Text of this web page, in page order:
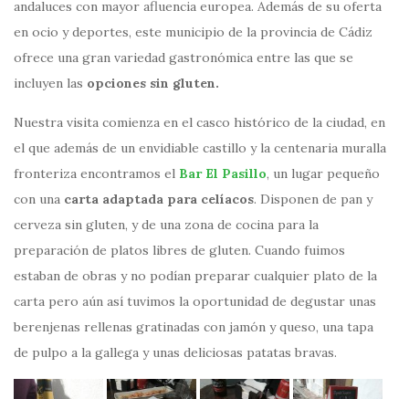
andaluces con mayor afluencia europea. Además de su oferta
en ocio y deportes, este municipio de la provincia de Cádiz
ofrece una gran variedad gastronómica entre las que se
incluyen las opciones sin gluten.
Nuestra visita comienza en el casco histórico de la ciudad, en
el que además de un envidiable castillo y la centenaria muralla
fronteriza encontramos el Bar El Pasillo, un lugar pequeño
con una carta adaptada para celíacos. Disponen de pan y
cerveza sin gluten, y de una zona de cocina para la
preparación de platos libres de gluten. Cuando fuimos
estaban de obras y no podían preparar cualquier plato de la
carta pero aún así tuvimos la oportunidad de degustar unas
berenjenas rellenas gratinadas con jamón y queso, una tapa
de pulpo a la gallega y unas deliciosas patatas bravas.